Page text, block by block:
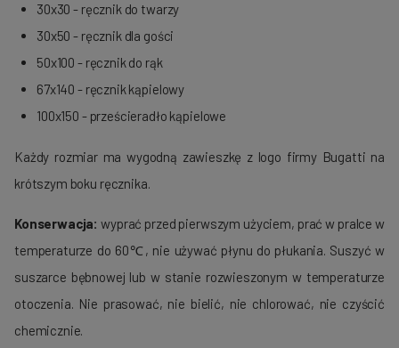
30x30 - ręcznik do twarzy
30x50 - ręcznik dla gości
50x100 - ręcznik do rąk
67x140 - ręcznik kąpielowy
100x150 - prześcieradło kąpielowe
Każdy rozmiar ma wygodną zawieszkę z logo firmy Bugatti na
krótszym boku ręcznika.
Konserwacja: wyprać przed pierwszym użyciem, prać w pralce w
temperaturze do 60℃, nie używać płynu do płukania. Suszyć w
suszarce bębnowej lub w stanie rozwieszonym w temperaturze
otoczenia. Nie prasować, nie bielić, nie chlorować, nie czyścić
chemicznie.